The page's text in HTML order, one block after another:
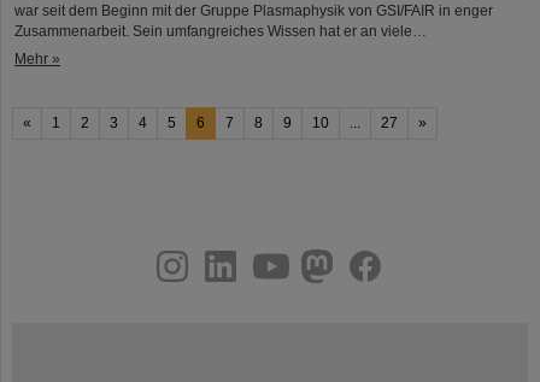
war seit dem Beginn mit der Gruppe Plasmaphysik von GSI/FAIR in enger
Zusammenarbeit. Sein umfangreiches Wissen hat er an viele…
Mehr »
« 1 2 3 4 5 6 7 8 9 10 27 »
youtubehelmholtz.socialfacebook